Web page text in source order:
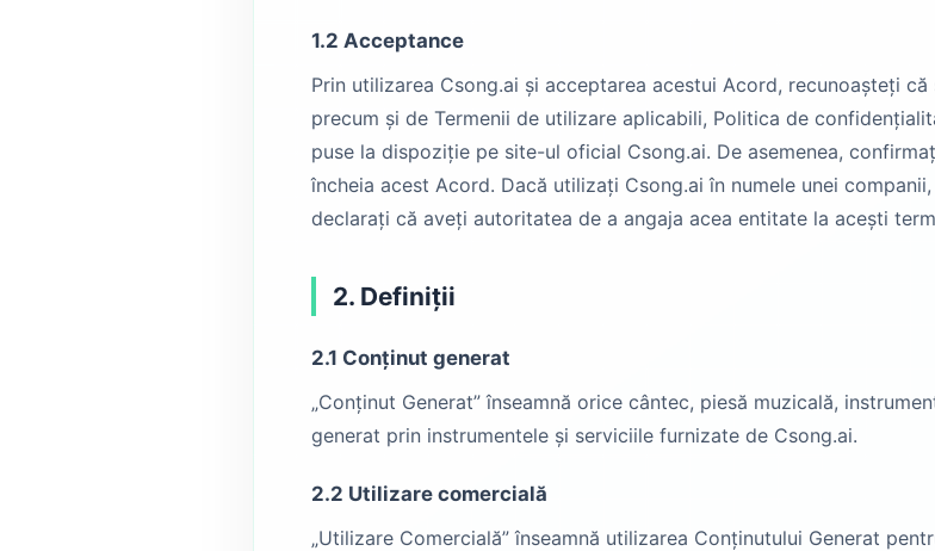
1.2 Acceptance
Prin utilizarea Csong.ai și acceptarea acestui Acord, recunoașteți
precum și de Termenii de utilizare aplicabili, Politica de
puse la dispoziție pe site-ul oficial Csong.ai. De asemenea,
încheia acest Acord. Dacă utilizați Csong.ai în numele unei
declarați că aveți autoritatea de a angaja acea entitate la acești
2. Definiții
2.1 Conținut generat
„Conținut Generat” înseamnă orice cântec, piesă muzicală,
generat prin instrumentele și serviciile furnizate de Csong.ai.
2.2 Utilizare comercială
„Utilizare Comercială” înseamnă utilizarea Conținutului Generat